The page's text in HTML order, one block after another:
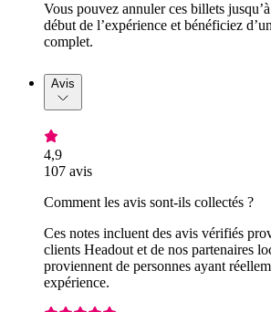
Vous pouvez annuler ces billets
début de l’expérience et bénéficiez
complet.
Avis
4,9
107 avis
Comment les avis sont-ils collectés ?
Ces notes incluent des avis vérifiés
clients Headout et de nos partenaires
proviennent de personnes ayant
expérience.